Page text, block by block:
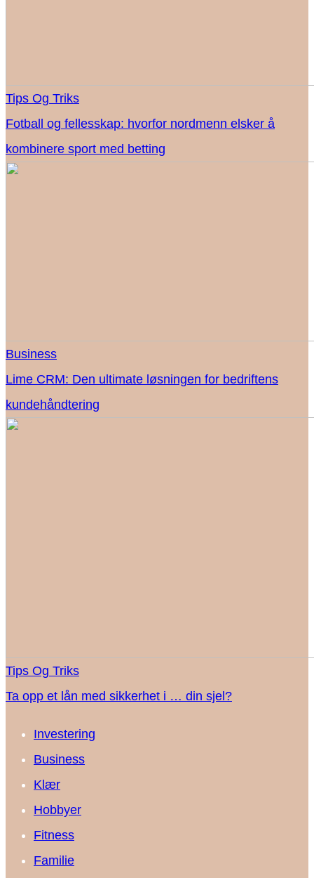
Tips Og Triks
Fotball og fellesskap: hvorfor nordmenn elsker å
kombinere sport med betting
Business
Lime CRM: Den ultimate løsningen for bedriftens
kundehåndtering
Tips Og Triks
Ta opp et lån med sikkerhet i … din sjel?
Investering
Business
Klær
Hobbyer
Fitness
Familie